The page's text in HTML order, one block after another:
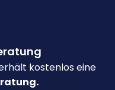
kostenlos eine